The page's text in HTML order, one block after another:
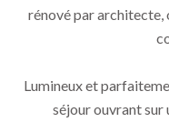
rénové par
Lumineux et
séjour ouvrant sur